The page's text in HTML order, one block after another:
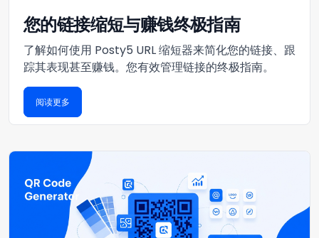
您的链接缩短与赚钱终极指南
了解如何使用 Posty5 URL 缩短器来简化您的链接、跟
踪其表现甚至赚钱。您有效管理链接的终极指南。
阅读更多